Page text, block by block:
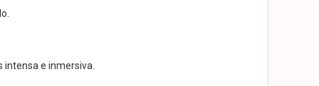
intensa e inmersiva.